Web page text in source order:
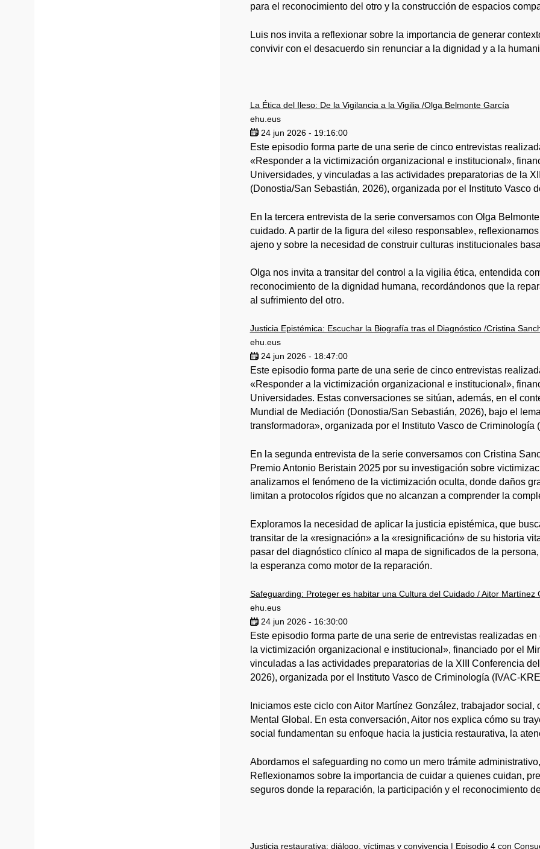
para el reconocimiento del otro y la construcción de espacios
Luis nos invita a reflexionar sobre la importancia de generar
convivir con el desacuerdo sin renunciar a la dignidad y a la
La Ética del Ileso: De la Vigilancia a la Vigilia /Olga Belmonte García
ehu.eus
24 jun 2026 - 19:16:00
Este episodio forma parte de una serie de cinco entrevistas
«Responder a la victimización organizacional e institucional»,
Universidades, y vinculadas a las actividades preparatorias de la
(Donostia/San Sebastián, 2026), organizada por el Instituto Vasco
En la tercera entrevista de la serie conversamos con Olga
cuidado. A partir de la figura del «ileso responsable»,
ajeno y sobre la necesidad de construir culturas institucionales
Olga nos invita a transitar del control a la vigilia ética, entendida
reconocimiento de la dignidad humana, recordándonos que la
al sufrimiento del otro.
Justicia Epistémica: Escuchar la Biografía tras el Diagnóstico /Cristina
ehu.eus
24 jun 2026 - 18:47:00
Este episodio forma parte de una serie de cinco entrevistas
«Responder a la victimización organizacional e institucional»,
Universidades. Estas conversaciones se sitúan, además, en el
Mundial de Mediación (Donostia/San Sebastián, 2026), bajo el
transformadora», organizada por el Instituto Vasco de Criminología
En la segunda entrevista de la serie conversamos con Cristina
Premio Antonio Beristain 2025 por su investigación sobre
analizamos el fenómeno de la victimización oculta, donde daños
limitan a protocolos rígidos que no alcanzan a comprender la
Exploramos la necesidad de aplicar la justicia epistémica, que
transitar de la «resignación» a la «resignificación» de su historia
pasar del diagnóstico clínico al mapa de significados de la
la esperanza como motor de la reparación.
Safeguarding: Proteger es habitar una Cultura del Cuidado / Aitor Martínez
ehu.eus
24 jun 2026 - 16:30:00
Este episodio forma parte de una serie de entrevistas realizadas
la victimización organizacional e institucional», financiado por el
vinculadas a las actividades preparatorias de la XIII Conferencia
2026), organizada por el Instituto Vasco de Criminología (IVAC-
Iniciamos este ciclo con Aitor Martínez González, trabajador
Mental Global. En esta conversación, Aitor nos explica cómo su
social fundamentan su enfoque hacia la justicia restaurativa, la
Abordamos el safeguarding no como un mero trámite
Reflexionamos sobre la importancia de cuidar a quienes cuidan,
seguros donde la reparación, la participación y el reconocimiento
Justicia restaurativa: diálogo, víctimas y convivencia | Episodio 4 con